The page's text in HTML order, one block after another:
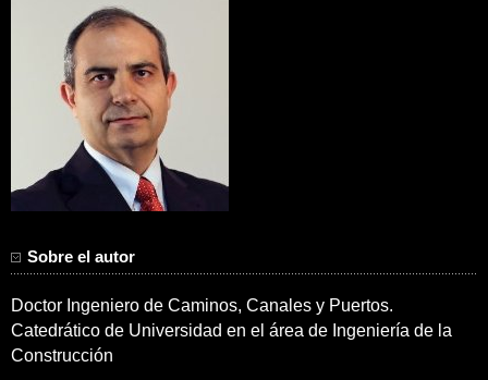
Sobre el autor
Doctor Ingeniero de Caminos, Canales y Puertos.
Catedrático de Universidad en el área de Ingeniería de la
Construcción